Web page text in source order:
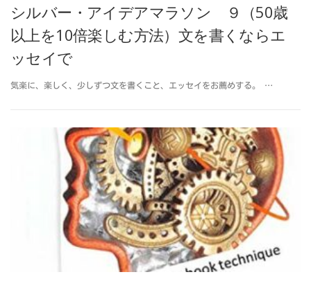
シルバー・アイデアマラソン ９（50歳
以上を10倍楽しむ方法）文を書くならエ
ッセイで
気楽に、楽しく、少しずつ文を書くこと、エッセイをお薦めする。 …